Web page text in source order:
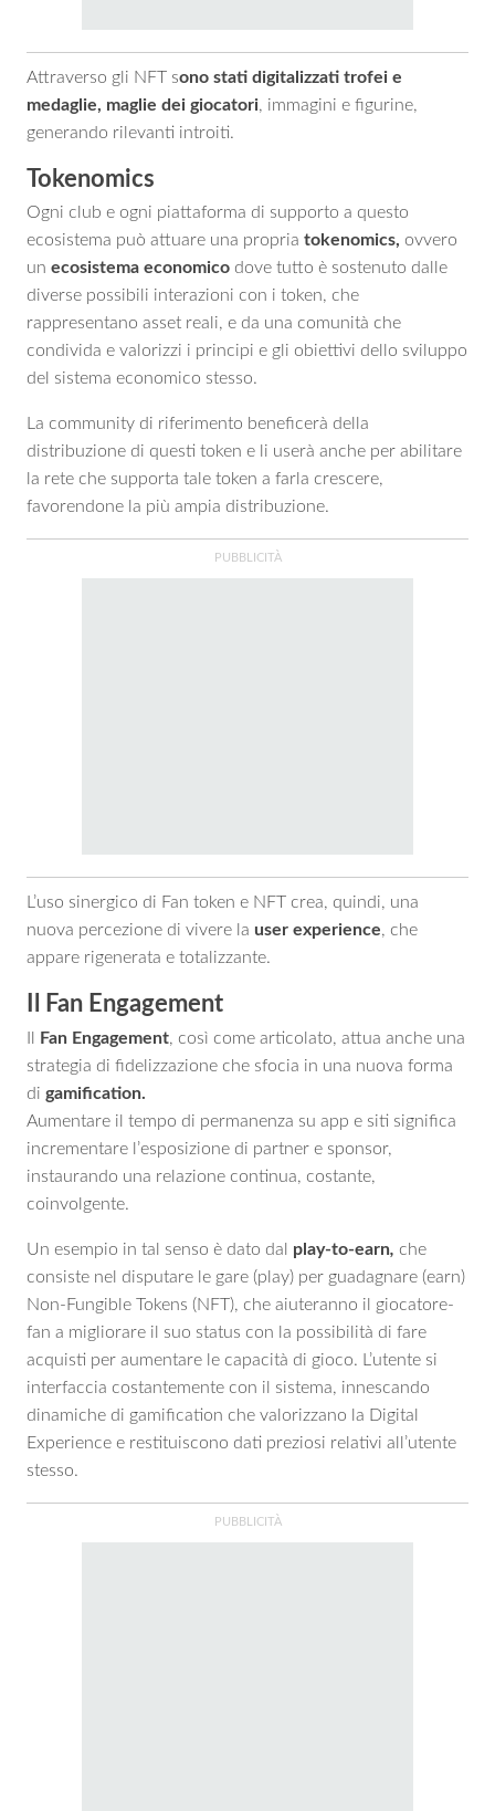
Attraverso gli NFT sono stati digitalizzati trofei e
medaglie, maglie dei giocatori, immagini e figurine,
generando rilevanti introiti.
Tokenomics
Ogni club e ogni piattaforma di supporto a questo
ecosistema può attuare una propria tokenomics, ovvero
un ecosistema economico dove tutto è sostenuto dalle
diverse possibili interazioni con i token, che
rappresentano asset reali, e da una comunità che
condivida e valorizzi i principi e gli obiettivi dello sviluppo
del sistema economico stesso.
La community di riferimento beneficerà della
distribuzione di questi token e li userà anche per abilitare
la rete che supporta tale token a farla crescere,
favorendone la più ampia distribuzione.
L’uso sinergico di Fan token e NFT crea, quindi, una
nuova percezione di vivere la user experience, che
appare rigenerata e totalizzante.
Il Fan Engagement
Fan Engagement, così come articolato, attua anche una
strategia di fidelizzazione che sfocia in una nuova forma
di gamification.
Aumentare il tempo di permanenza su app e siti significa
incrementare l’esposizione di partner e sponsor,
instaurando una relazione continua, costante,
coinvolgente.
Un esempio in tal senso è dato dal play-to-earn, che
consiste nel disputare le gare (play) per guadagnare (earn)
Non-Fungible Tokens (NFT), che aiuteranno il giocatore-
fan a migliorare il suo status con la possibilità di fare
acquisti per aumentare le capacità di gioco. L’utente si
interfaccia costantemente con il sistema, innescando
dinamiche di gamification che valorizzano la Digital
Experience e restituiscono dati preziosi relativi all’utente
stesso.